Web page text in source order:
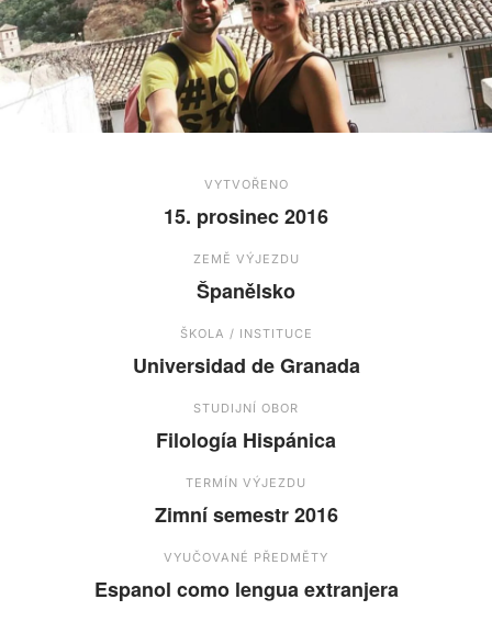
VYTVOŘENO
15. prosinec 2016
ZEMĚ VÝJEZDU
Španělsko
ŠKOLA / INSTITUCE
Universidad de Granada
STUDIJNÍ OBOR
Filología Hispánica
TERMÍN VÝJEZDU
Zimní semestr 2016
VYUČOVANÉ PŘEDMĚTY
Espanol como lengua extranjera